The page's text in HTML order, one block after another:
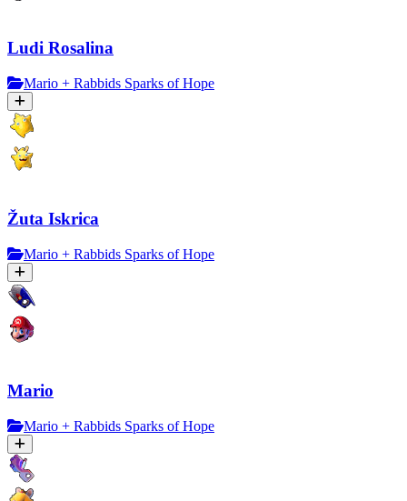
Ludi Rosalina
Mario + Rabbids Sparks of Hope
Žuta Iskrica
Mario + Rabbids Sparks of Hope
Mario
Mario + Rabbids Sparks of Hope